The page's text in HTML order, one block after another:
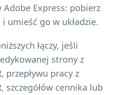
Express: pobierz
umieść go w układzie.
łączy, jeśli
strony z
przepływu pracy z
szczegółów cennika lub